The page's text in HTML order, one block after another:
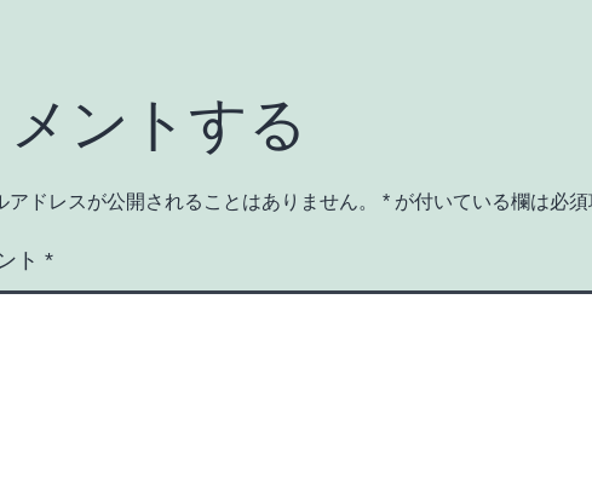
メントする
アドレスが公開されることはありません。 * が付いている欄は必
ト *